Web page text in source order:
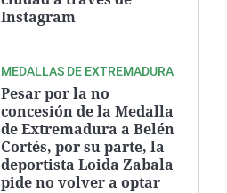
Instagram
MEDALLAS DE EXTREMADURA
Pesar por la no
concesión de la Medalla
de Extremadura a Belén
Cortés, por su parte, la
deportista Loida Zabala
pide no volver a optar